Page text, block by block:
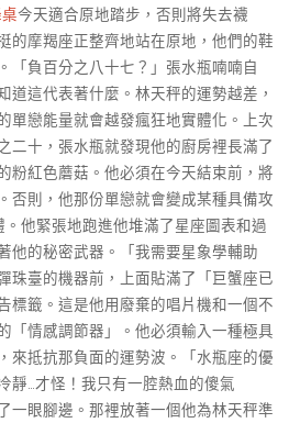
今天適合原地踏步，否則將失去襪
的摩羯座正整齊地站在原地，他們的鞋
「負百分之八十七？」張水瓶喃喃自
道這代表著什麼。林天秤的運勢越差，
單戀能量就會越發瘋狂地實體化。上次
二十，張水瓶就發現他的廚房裡長滿了
粉紅色蘑菇。他必須在今天結束前，將
否則，他那份單戀就會變成某種具備攻
。他緊張地跑進他堆滿了星座圖表和過
他的秘密武器。「我需要星象學輔助
珠臺的機器前，上面貼滿了「巨蟹座已
標籤。這是他用廢棄的唱片機和一個不
「情感調節器」。他必須輸入一種極具
來抵抗那負面的運勢波。「水瓶座的優
靜…才怪！我只有一腔熱血的傻氣
一眼腳邊。那裡放著一個他為林天秤準